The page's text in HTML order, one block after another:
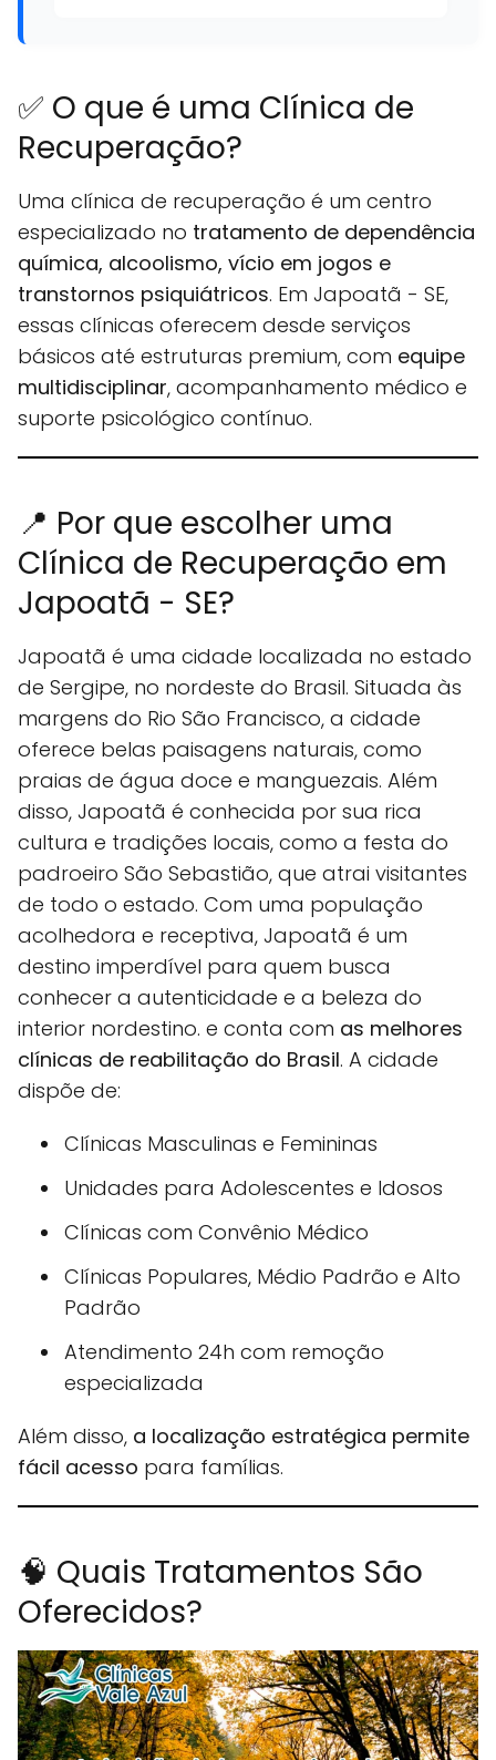
✅ O que é uma Clínica de
Recuperação?
Uma clínica de recuperação é um centro
especializado no tratamento de dependência
química, alcoolismo, vício em jogos e
transtornos psiquiátricos. Em Japoatã - SE,
essas clínicas oferecem desde serviços
básicos até estruturas premium, com equipe
multidisciplinar, acompanhamento médico e
suporte psicológico contínuo.
📍 Por que escolher uma
Clínica de Recuperação em
Japoatã - SE?
Japoatã é uma cidade localizada no estado
de Sergipe, no nordeste do Brasil. Situada às
margens do Rio São Francisco, a cidade
oferece belas paisagens naturais, como
praias de água doce e manguezais. Além
disso, Japoatã é conhecida por sua rica
cultura e tradições locais, como a festa do
padroeiro São Sebastião, que atrai visitantes
de todo o estado. Com uma população
acolhedora e receptiva, Japoatã é um
destino imperdível para quem busca
conhecer a autenticidade e a beleza do
interior nordestino. e conta com as melhores
clínicas de reabilitação do Brasil. A cidade
dispõe de:
Clínicas Masculinas e Femininas
Unidades para Adolescentes e Idosos
Clínicas com Convênio Médico
Clínicas Populares, Médio Padrão e Alto
Padrão
Atendimento 24h com remoção
especializada
Além disso, a localização estratégica permite
fácil acesso para famílias.
🧠 Quais Tratamentos São
Oferecidos?